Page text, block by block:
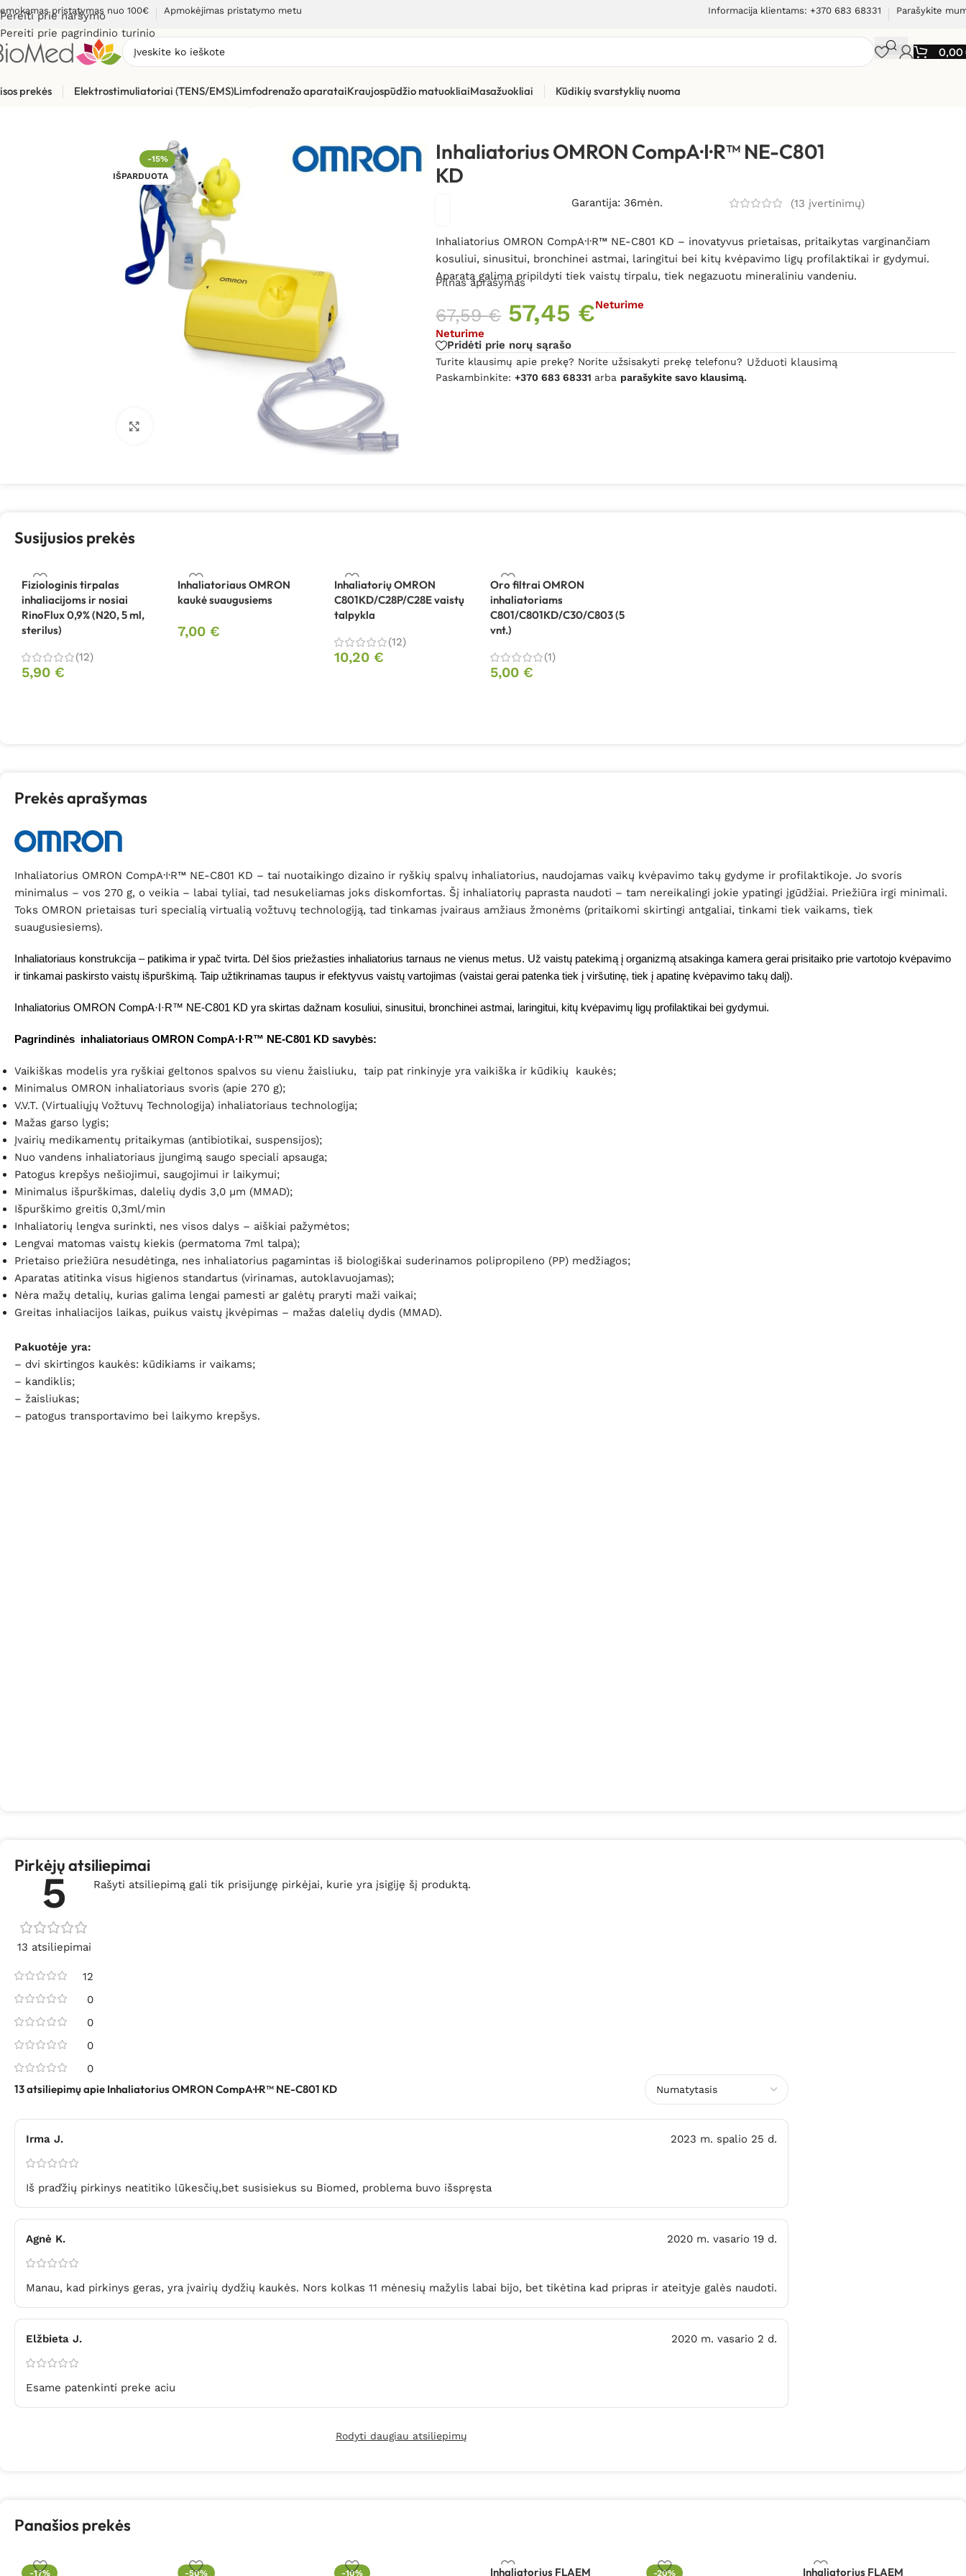
Pereiti prie naršymo
Pereiti prie pagrindinio turinio
pristatymas nuo 100€ Apmokėjimas pristatymo metu Informacija klientams: +370 683 68331 Parašykite
0,00
prekės Elektrostimuliatoriai (TENS/EMS)Limfodrenažo aparataiKraujospūdžio matuokliaiMasažuokliai Kūdikių svarstyklių nuoma
Sveikatos priežiūrai Inhaliatorius OMRON CompA·I·R™ NE-C801 KD
-15%
IŠPARDUOTA
Spustelėkite, kad padidintumėte
Inhaliatorius OMRON CompA·I·R™ NE-C801
KD
Garantija: 36mėn. (13 įvertinimų)
Inhaliatorius OMRON CompA·I·R™ NE-C801 KD – inovatyvus prietaisas, pritaikytas varginančiam
kosuliui, sinusitui, bronchinei astmai, laringitui bei kitų kvėpavimo ligų profilaktikai ir gydymui.
Aparatą galima pripildyti tiek vaistų tirpalu, tiek negazuotu mineraliniu vandeniu.
Pilnas aprašymas
67,59€ 57,45 €Neturime
Neturime
Pridėti prie norų sąrašo
Turite klausimų apie prekę? Norite užsisakyti prekę telefonu?
Paskambinkite:+370 683 68331 arba parašykite savo klausimą.
Užduoti klausimą
Susijusios prekės
Fiziologinis tirpalas
inhaliacijoms ir nosiai
RinoFlux 0,9% (N20, 5 ml,
sterilus)
(12)
5,90 €
Inhaliatoriaus OMRON
kaukė suaugusiems
7,00€
Inhaliatorių OMRON
C801KD/C28P/C28E vaistų
talpykla
(12)
10,20 €
Oro filtrai OMRON
inhaliatoriams
C801/C801KD/C30/C803 (5
vnt.)
(1)
5,00 €
Prekės aprašymas
Inhaliatorius OMRON CompA·I·R™ NE-C801 KD – tai nuotaikingo dizaino ir ryškių spalvų inhaliatorius, naudojamas vaikų kvėpavimo takų gydyme ir profilaktikoje. Jo svoris
minimalus – vos 270 g, o veikia – labai tyliai, tad nesukeliamas joks diskomfortas. Šį inhaliatorių paprasta naudoti – tam nereikalingi jokie ypatingi įgūdžiai. Priežiūra irgi minimali.
Toks OMRON prietaisas turi specialią virtualią vožtuvų technologiją, tad tinkamas įvairaus amžiaus žmonėms (pritaikomi skirtingi antgaliai, tinkami tiek vaikams, tiek
suaugusiesiems).
Inhaliatoriaus konstrukcija – patikima ir ypač tvirta. Dėl šios priežasties inhaliatorius tarnaus ne vienus metus. Už vaistų patekimą į organizmą atsakinga kamera gerai prisitaiko prie vartotojo kvėpavimo
ir tinkamai paskirsto vaistų išpurškimą. Taip užtikrinamas taupus ir efektyvus vaistų vartojimas (vaistai gerai patenka tiek į viršutinę, tiek į apatinę kvėpavimo takų dalį).
Inhaliatorius OMRON CompA·I·R™ NE-C801 KD yra skirtas dažnam kosuliui, sinusitui, bronchinei astmai, laringitui, kitų kvėpavimų ligų profilaktikai bei gydymui.
Pagrindinės inhaliatoriaus OMRON CompA·I·R™ NE-C801 KD savybės:
Vaikiškas modelis yra ryškiai geltonos spalvos su vienu žaisliuku, taip pat rinkinyje yra vaikiška ir kūdikių kaukės;
Minimalus OMRON inhaliatoriaus svoris (apie 270 g);
V.V.T. (Virtualiųjų Vožtuvų Technologija) inhaliatoriaus technologija;
Mažas garso lygis;
Įvairių medikamentų pritaikymas (antibiotikai, suspensijos);
Nuo vandens inhaliatoriaus įjungimą saugo speciali apsauga;
Patogus krepšys nešiojimui, saugojimui ir laikymui;
Minimalus išpurškimas, dalelių dydis 3,0 µm (MMAD);
Išpurškimo greitis 0,3ml/min
Inhaliatorių lengva surinkti, nes visos dalys – aiškiai pažymėtos;
Lengvai matomas vaistų kiekis (permatoma 7ml talpa);
Prietaiso priežiūra nesudėtinga, nes inhaliatorius pagamintas iš biologiškai suderinamos polipropileno (PP) medžiagos;
Aparatas atitinka visus higienos standartus (virinamas, autoklavuojamas);
Nėra mažų detalių, kurias galima lengai pamesti ar galėtų praryti maži vaikai;
Greitas inhaliacijos laikas, puikus vaistų įkvėpimas – mažas dalelių dydis (MMAD).
Pakuotėje yra:
– dvi skirtingos kaukės: kūdikiams ir vaikams;
– kandiklis;
– žaisliukas;
– patogus transportavimo bei laikymo krepšys.
Pirkėjų atsiliepimai
5
13 atsiliepimai
12
0
0
0
0
13 atsiliepimų apie Inhaliatorius OMRON CompA·I·R™ NE-C801 KD
Irma J. 2023 m. spalio 25 d.
Iš praďžių pirkinys neatitiko lūkesčių,bet susisiekus su Biomed, problema buvo išspręsta
Agnė K. 2020 m. vasario 19 d.
Manau, kad pirkinys geras, yra įvairių dydžių kaukės. Nors kolkas 11 mėnesių mažylis labai bijo, bet tikėtina kad pripras ir ateityje galės naudoti.
Elžbieta J. 2020 m. vasario 2 d.
Esame patenkinti preke aciu
Rodyti daugiau atsiliepimų
Rašyti atsiliepimą gali tik prisijungę pirkėjai, kurie yra įsigiję šį produktą.
Panašios prekės
-17% -50% -10% Inhaliatorius FLAEM -20% Inhaliatorius FLAEM